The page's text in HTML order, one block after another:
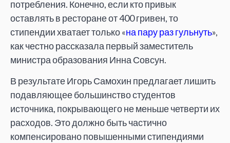
потребления. Конечно, если кто привык
оставлять в ресторане от 400 гривен, то
стипендии хватает только «на пару раз гульнуть»,
как честно рассказала первый заместитель
министра образования Инна Совсун.
В результате Игорь Самохин предлагает лишить
подавляющее большинство студентов
источника, покрывающего не меньше четверти их
расходов. Это должно быть частично
компенсировано повышенными стипендиями